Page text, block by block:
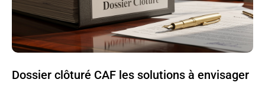
Dossier clôturé CAF les solutions à envisager